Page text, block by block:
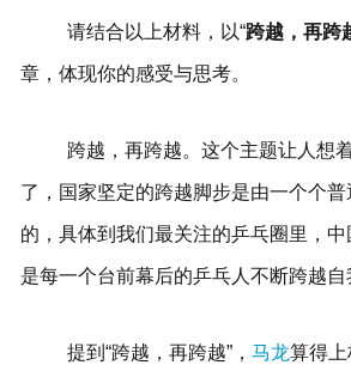
请结合以上材料，以“跨越，再跨
章，体现你的感受与思考。
跨越，再跨越。这个主题让人想
了，国家坚定的跨越脚步是由一个个
的，具体到我们最关注的乒乓圈里，
是每一个台前幕后的乒乓人不断跨越自
提到“跨越，再跨越”，马龙算得